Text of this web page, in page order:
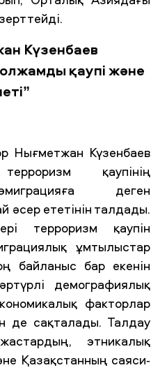
Күзенбаев
қаупі және
Нығметжан Күзенбаев
қаупінің
деген
әсер ететінін талдады.
терроризм қаупін
ұмтылыстар
байланыс бар екенін
демографиялық
факторлар
де сақталады. Талдау
этникалық
Қазақстанның саяси-